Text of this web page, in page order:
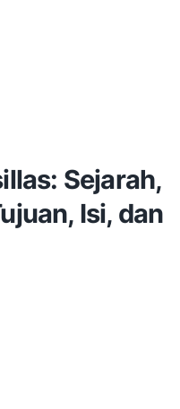
Sejarah,
Isi, dan